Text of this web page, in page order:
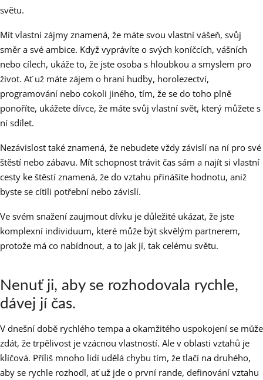
světu.
Mít vlastní zájmy znamená, že máte svou vlastní vášeň, svůj
směr a své ambice. Když vyprávíte o svých koníčcích, vášních
nebo cílech, ukáže to, že jste osoba s hloubkou a smyslem pro
život. Ať už máte zájem o hraní hudby, horolezectví,
programování nebo cokoli jiného, tím, že se do toho plně
ponoříte, ukážete dívce, že máte svůj vlastní svět, který můžete s
ní sdílet.
Nezávislost také znamená, že nebudete vždy závislí na ní pro své
štěstí nebo zábavu. Mít schopnost trávit čas sám a najít si vlastní
cesty ke štěstí znamená, že do vztahu přinášíte hodnotu, aniž
byste se cítili potřební nebo závislí.
Ve svém snažení zaujmout dívku je důležité ukázat, že jste
komplexní individuum, které může být skvělým partnerem,
protože má co nabídnout, a to jak jí, tak celému světu.
Nenuť ji, aby se rozhodovala rychle,
dávej jí čas.
V dnešní době rychlého tempa a okamžitého uspokojení se může
zdát, že trpělivost je vzácnou vlastností. Ale v oblasti vztahů je
klíčová. Příliš mnoho lidí udělá chybu tím, že tlačí na druhého,
aby se rychle rozhodl, ať už jde o první rande, definování vztahu